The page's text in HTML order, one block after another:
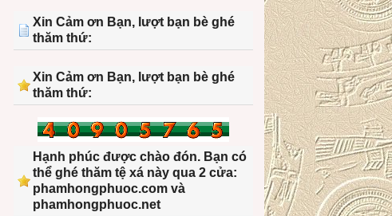
Xin Cảm ơn Bạn, lượt bạn bè ghé
thăm thứ:
Xin Cảm ơn Bạn, lượt bạn bè ghé
thăm thứ:
Hạnh phúc được chào đón. Bạn có
thể ghé thăm tệ xá này qua 2 cửa:
phamhongphuoc.com và
phamhongphuoc.net